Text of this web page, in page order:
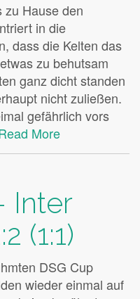
zu Hause den
in die
dass die Kelten das
zu behutsam
ganz dicht standen
nicht zuließen.
gefährlich vors
More
Inter
(1:1)
DSG Cup
wieder einmal auf